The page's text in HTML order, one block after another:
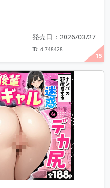
15
発売日：2026/03/27
ID: d_748428